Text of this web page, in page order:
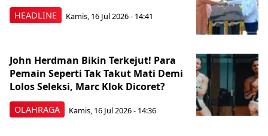
HEADLINE Kamis, 16 Jul 2026 - 14:41
OLAHRAGA
John Herdman Bikin Terkejut! Para
Pemain Seperti Tak Takut Mati Demi
Lolos Seleksi, Marc Klok Dicoret?
Kamis, 16 Jul 2026 - 14:36